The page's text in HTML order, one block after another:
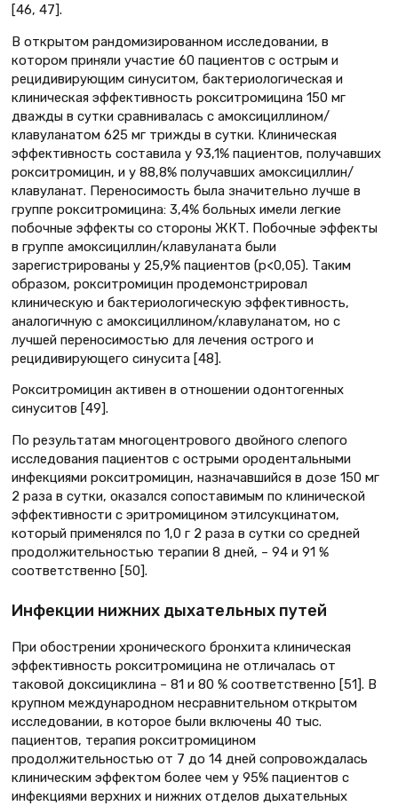
[46, 47].
В открытом рандомизированном исследовании, в
котором приняли участие 60 пациентов с острым и
рецидивирующим синуситом, бактериологическая и
клиническая эффективность рокситромицина 150 мг
дважды в сутки сравнивалась с амоксициллином/
клавуланатом 625 мг трижды в сутки. Клиническая
эффективность составила у 93,1% пациентов, получавших
рокситромицин, и у 88,8% получавших амоксициллин/
клавуланат. Переносимость была значительно лучше в
группе рокситромицина: 3,4% больных имели легкие
побочные эффекты со стороны ЖКТ. Побочные эффекты
в группе амоксициллин/клавуланата были
зарегистрированы у 25,9% пациентов (р<0,05). Таким
образом, рокситромицин продемонстрировал
клиническую и бактериологическую эффективность,
аналогичную с амоксициллином/клавуланатом, но с
лучшей переносимостью для лечения острого и
рецидивирующего синусита [48].
Рокситромицин активен в отношении одонтогенных
синуситов [49].
По результатам многоцентрового двойного слепого
исследования пациентов с острыми ородентальными
инфекциями рокситромицин, назначавшийся в дозе 150 мг
2 раза в сутки, оказался сопоставимым по клинической
эффективности с эритромицином этилсукцинатом,
который применялся по 1,0 г 2 раза в сутки со средней
продолжительностью терапии 8 дней, – 94 и 91 %
соответственно [50].
Инфекции нижних дыхательных путей
При обострении хронического бронхита клиническая
эффективность рокситромицина не отличалась от
таковой доксициклина – 81 и 80 % соответственно [51]. В
крупном международном несравнительном открытом
исследовании, в которое были включены 40 тыс.
пациентов, терапия рокситромицином
продолжительностью от 7 до 14 дней сопровождалась
клиническим эффектом более чем у 95% пациентов с
инфекциями верхних и нижних отделов дыхательных